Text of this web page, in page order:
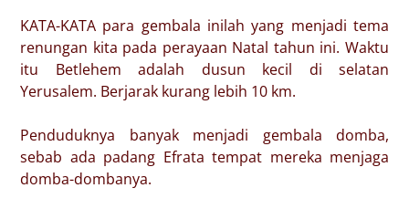
KATA-KATA para gembala inilah yang menjadi tema
renungan kita pada perayaan Natal tahun ini. Waktu
itu Betlehem adalah dusun kecil di selatan
Yerusalem. Berjarak kurang lebih 10 km.
Penduduknya banyak menjadi gembala domba,
sebab ada padang Efrata tempat mereka menjaga
domba-dombanya.